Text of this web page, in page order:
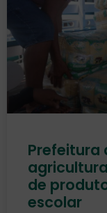
Prefeitura
de
escolar